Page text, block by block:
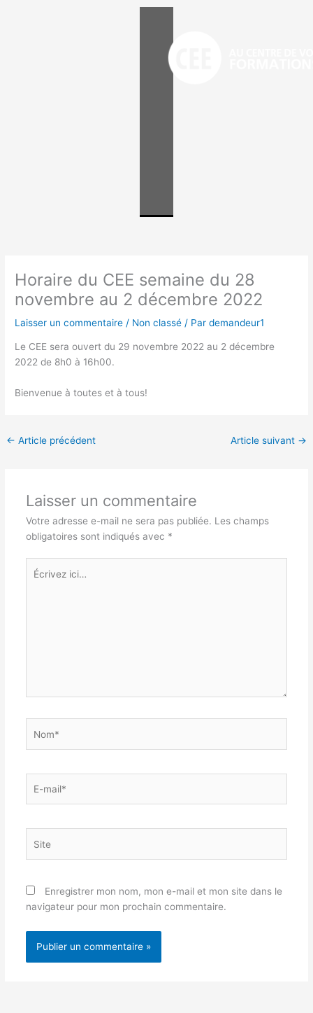
Horaire du CEE semaine du 28
novembre au 2 décembre 2022
Laisser un commentaire / Non classé / Pardemandeur1
Le CEE sera ouvert du 29 novembre 2022 au 2 décembre
2022 de 8h0 à 16h00.
Bienvenue à toutes et à tous!
← Article précédent Article suivant →
Laisser un commentaire
Votre adresse e-mail ne sera pas publiée. Les champs
obligatoires sont indiqués avec *
Écrivez
ici…
mail*
Enregistrer mon nom, mon e-mail et mon site dans le
navigateur pour mon prochain commentaire.